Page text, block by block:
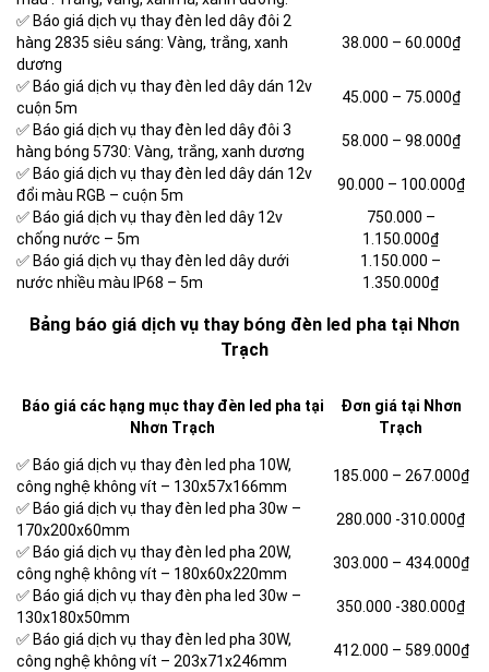
✅ Báo giá dịch vụ thay đèn led dây đôi 2
hàng 2835 siêu sáng: Vàng, trắng, xanh
dương
38.000 – 60.000₫
✅ Báo giá dịch vụ thay đèn led dây dán 12v
cuộn 5m
45.000 – 75.000₫
✅ Báo giá dịch vụ thay đèn led dây đôi 3
hàng bóng 5730: Vàng, trắng, xanh dương
58.000 – 98.000₫
✅ Báo giá dịch vụ thay đèn led dây dán 12v
đổi màu RGB – cuộn 5m
90.000 – 100.000₫
✅ Báo giá dịch vụ thay đèn led dây 12v
chống nước – 5m
750.000 –
1.150.000₫
✅ Báo giá dịch vụ thay đèn led dây dưới
nước nhiều màu IP68 – 5m
1.150.000 –
1.350.000₫
Bảng báo giá dịch vụ thay bóng đèn led pha tại Nhơn
Trạch
Báo giá các hạng mục thay đèn led pha tại
Nhơn Trạch
Đơn giá tại Nhơn
Trạch
✅ Báo giá dịch vụ thay đèn led pha 10W,
công nghệ không vít – 130x57x166mm
185.000 – 267.000₫
✅ Báo giá dịch vụ thay đèn led pha 30w –
170x200x60mm
280.000 -310.000₫
✅ Báo giá dịch vụ thay đèn led pha 20W,
công nghệ không vít – 180x60x220mm
303.000 – 434.000₫
✅ Báo giá dịch vụ thay đèn pha led 30w –
130x180x50mm
350.000 -380.000₫
✅ Báo giá dịch vụ thay đèn led pha 30W,
công nghệ không vít – 203x71x246mm
412.000 – 589.000₫